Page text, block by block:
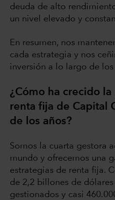
deuda de alto
un nivel elevado y
En resumen, nos
cada estrategia y nos
inversión a lo largo de
¿Cómo ha crecido
renta fija de Capital
de los años?
Somos la cuarta gestora
mundo y ofrecemos una
estrategias de renta fija.
de 2,2 billones de
gestionados y casi